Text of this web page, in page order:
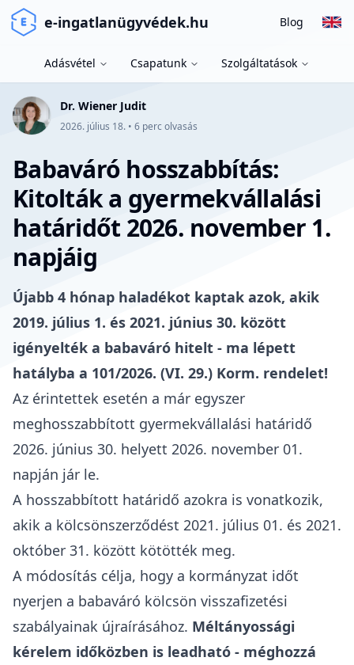
e-ingatlanügyvédek.hu Blog
Adásvétel Csapatunk Szolgáltatások
Dr. Wiener Judit
2026. július 18. • 6 perc olvasás
Babaváró hosszabbítás:
Kitolták a gyermekvállalási
határidőt 2026. november 1.
napjáig
Újabb 4 hónap haladékot kaptak azok, akik
2019. július 1. és 2021. június 30. között
igényelték a babaváró hitelt - ma lépett
hatályba a 101/2026. (VI. 29.) Korm. rendelet!
Az érintettek esetén a már egyszer
meghosszabbított gyermekvállalási határidő
2026. június 30. helyett 2026. november 01.
napján jár le.
A hosszabbított határidő azokra is vonatkozik,
akik a kölcsönszerződést 2021. július 01. és 2021.
október 31. között kötötték meg.
A módosítás célja, hogy a kormányzat időt
nyerjen a babaváró kölcsön visszafizetési
szabályainak újraírásához. Méltányossági
kérelem időközben is leadható - méghozzá